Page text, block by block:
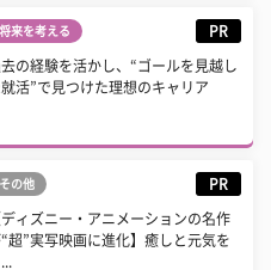
将来を考える PR
の経験を活かし、“ゴールを見越し
就活”で見つけた理想のキャリア
その他 PR
ディズニー・アニメーションの名作
“超”実写映画に進化】癒しと元気を